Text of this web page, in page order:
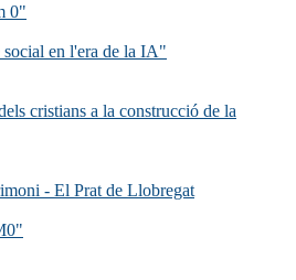
0"
en l'era de la IA"
cristians a la construcció de la
- El Prat de Llobregat